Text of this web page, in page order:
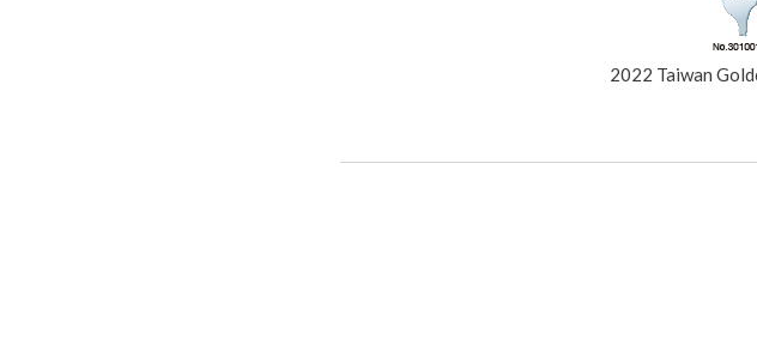
2022 Taiwan